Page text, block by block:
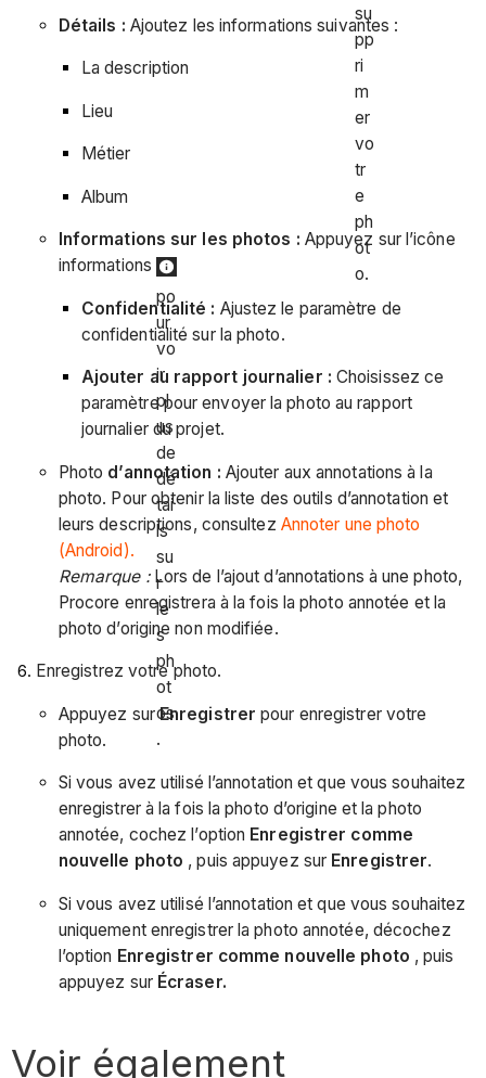
su
pp
ri
m
er
vo
tr
e
ph
ot
o.
Détails : Ajoutez les informations suivantes :
La description
Lieu
Métier
Album
Informations sur les photos : Appuyez sur l’icône
informations
po
ur
vo
ir
pl
us
de
dé
tai
ls
su
r
le
s
ph
ot
os
.
Confidentialité : Ajustez le paramètre de
confidentialité sur la photo.
Ajouter au rapport journalier : Choisissez ce
paramètre pour envoyer la photo au rapport
journalier du projet.
Photo d’annotation : Ajouter aux annotations à la
photo. Pour obtenir la liste des outils d’annotation et
leurs descriptions, consultez Annoter une photo
(Android).
Remarque :Lors de l’ajout d’annotations à une photo,
Procore enregistrera à la fois la photo annotée et la
photo d’origine non modifiée.
Enregistrez votre photo.
Appuyez surEnregistrer pour enregistrer votre
photo.
Si vous avez utilisé l’annotation et que vous souhaitez
enregistrer à la fois la photo d’origine et la photo
annotée, cochez l’option Enregistrer comme
nouvelle photo , puis appuyez sur Enregistrer.
Si vous avez utilisé l’annotation et que vous souhaitez
uniquement enregistrer la photo annotée, décochez
l’option Enregistrer comme nouvelle photo , puis
appuyez sur Écraser.
Voir également